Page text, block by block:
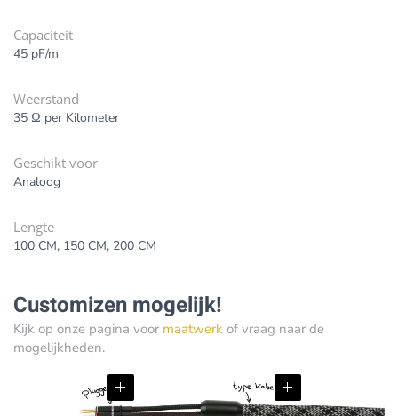
Capaciteit
45 pF/m
Weerstand
35 Ω per Kilometer
Geschikt voor
Analoog
Lengte
100 CM, 150 CM, 200 CM
Customizen mogelijk!
Kijk op onze pagina voor maatwerk of vraag naar de
mogelijkheden.